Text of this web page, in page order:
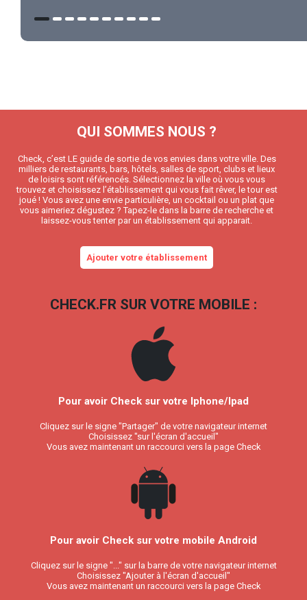
QUI SOMMES NOUS ?
Check, c’est LE guide de sortie de vos envies dans votre ville. Des
milliers de restaurants, bars, hôtels, salles de sport, clubs et lieux
de loisirs sont référencés. Sélectionnez la ville où vous vous
trouvez et choisissez l’établissement qui vous fait rêver, le tour est
joué ! Vous avez une envie particulière, un cocktail ou un plat que
vous aimeriez dégustez ? Tapez-le dans la barre de recherche et
laissez-vous tenter par un établissement qui apparait.
Ajouter votre établissement
CHECK.FR SUR VOTRE MOBILE :
Pour avoir Check sur votre Iphone/Ipad
Cliquez sur le signe "Partager" de votre navigateur internet
Choisissez "sur l'écran d'accueil"
Vous avez maintenant un raccourci vers la page Check
Pour avoir Check sur votre mobile Android
Cliquez sur le signe "..." sur la barre de votre navigateur internet
Choisissez "Ajouter à l'écran d'accueil"
Vous avez maintenant un raccourci vers la page Check